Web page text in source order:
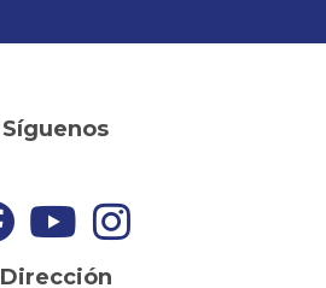
Síguenos
Dirección